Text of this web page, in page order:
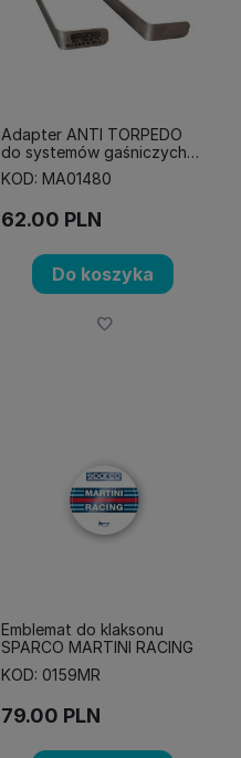
Adapter ANTI TORPEDO
do systemów gaśniczych
SPARCO
KOD: MA01480
62.00 PLN
Do koszyka
Emblemat do klaksonu
SPARCO MARTINI RACING
KOD: 0159MR
79.00 PLN